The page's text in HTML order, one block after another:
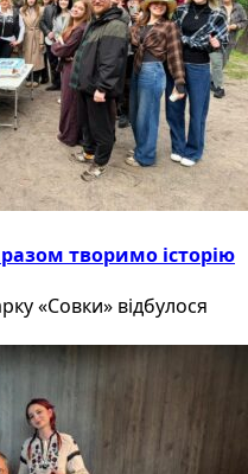
творимо історію
«Совки» відбулося